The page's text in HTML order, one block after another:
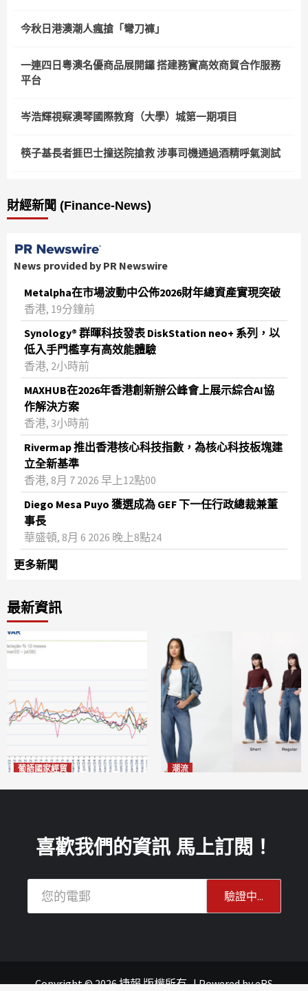
今秋日港澳潮人瘋搶「彎刀褲」
一連四日粵澳名優商品展開鑼 搭建務實高效商貿合作服務
平台
岑浩輝視察澳琴國際教育（大學）城第一期項目
筷子基長者捱巴士撞送院搶救 涉事司機通過酒精呼氣測試
財經新聞 (Finance-News)
News provided by PR Newswire
Metalpha在市場波動中公佈2026財年總資產實現突破
‌香港, 19分鐘前
Synology® 群暉科技發表 DiskStation neo+ 系列，以
低入手門檻享有高效能體驗
香港, 2小時前
MAXHUB在2026年香港創新辦公峰會上展示綜合AI協
作解決方案
香港, 3小時前
Rivermap 推出香港核心科技指數，為核心科技板塊建
立全新基準
香港, 8月 7 2026 早上12點00
Diego Mesa Puyo 獲選成為 GEF 下一任行政總裁兼董
事長
華盛頓, 8月 6 2026 晚上8點24
更多新聞
最新資訊
葡語國家經貿 潮流
喜歡我們的資訊 馬上訂閱！
Copyright © 2026 捷報 版權所有|Powered byeRS